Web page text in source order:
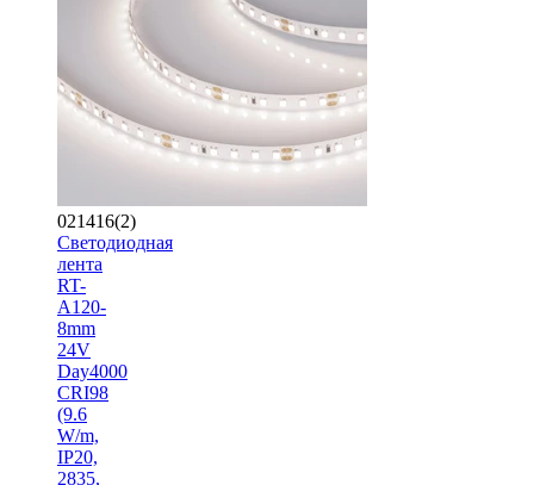
021416(2)
Светодиодная
лента
RT-
A120-
8mm
24V
Day4000
CRI98
(9.6
W/m,
IP20,
2835,